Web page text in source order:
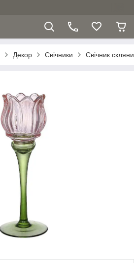
Декор Свічники Свічник